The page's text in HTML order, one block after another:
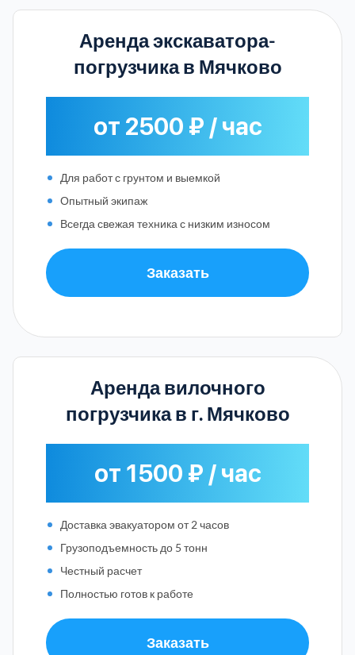
Аренда экскаватора-
погрузчика в Мячково
от 2500 ₽ / час
Для работ с грунтом и выемкой
Опытный экипаж
Всегда свежая техника с низким износом
Заказать
Аренда вилочного
погрузчика в г. Мячково
от 1500 ₽ / час
Доставка эвакуатором от 2 часов
Грузоподъемность до 5 тонн
Честный расчет
Полностью готов к работе
Заказать